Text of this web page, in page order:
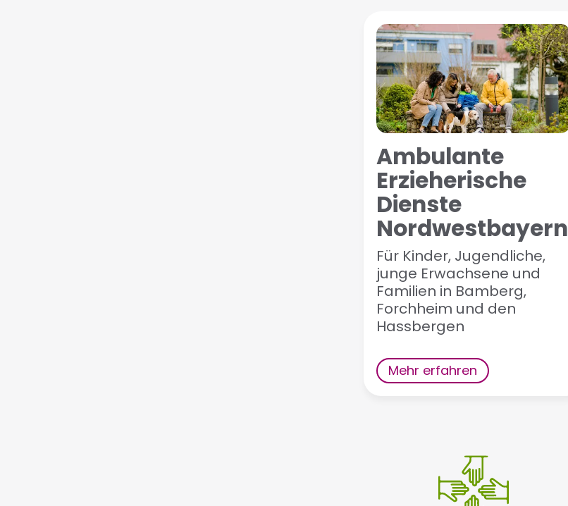
Ambulante
Erzieherische
Dienste
Nordwestbayern
Für Kinder, Jugendliche,
junge Erwachsene und
Familien in Bamberg,
Forchheim und den
Hassbergen
Mehr erfahren